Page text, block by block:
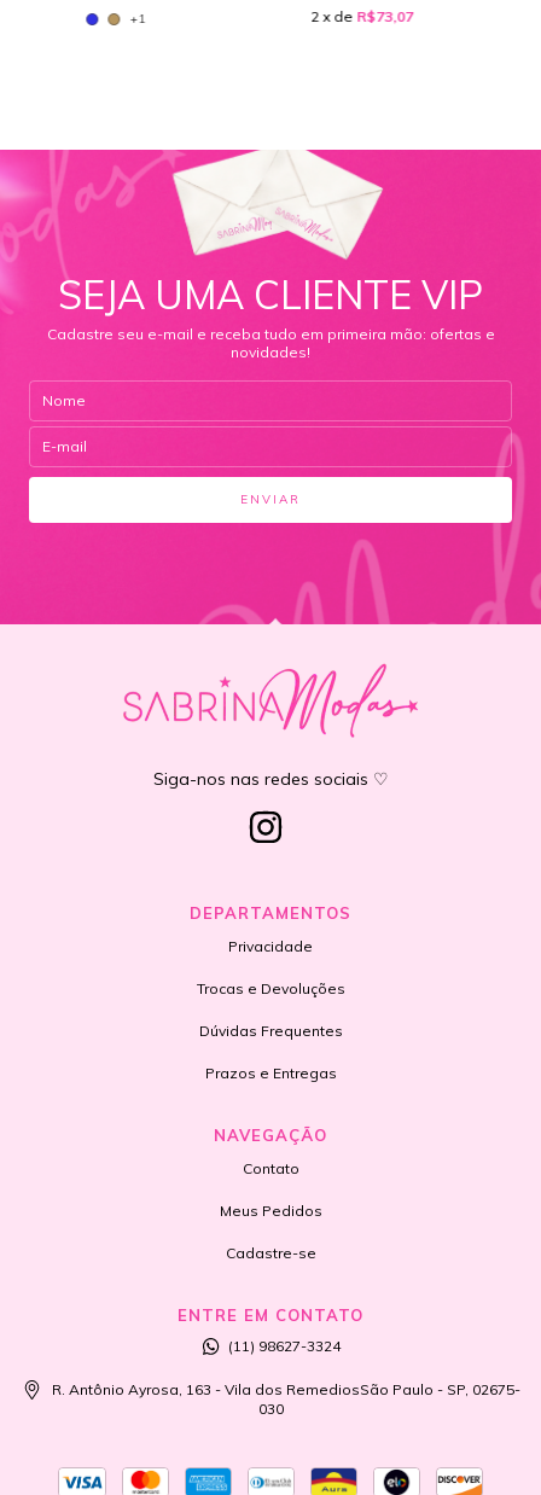
+1 2 x de R$73,07
SEJA UMA CLIENTE VIP
Cadastre seu e-mail e receba tudo em primeira mão: ofertas e
novidades!
Siga-nos nas redes sociais ♡
DEPARTAMENTOS
Privacidade
Trocas e Devoluções
Dúvidas Frequentes
Prazos e Entregas
NAVEGAÇÃO
Contato
Meus Pedidos
Cadastre-se
ENTRE EM CONTATO
(11) 98627-3324
R. Antônio Ayrosa, 163 - Vila dos RemediosSão Paulo - SP, 02675-
030